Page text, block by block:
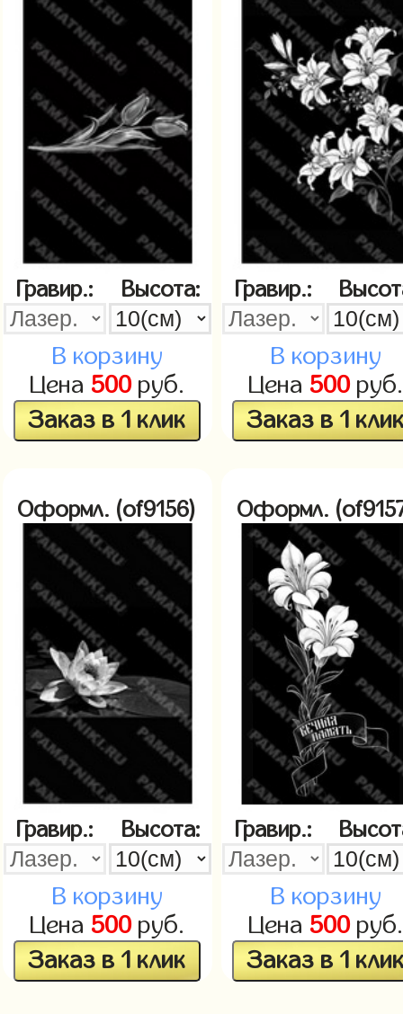
Гравир.: Высота:
В корзину
Цена 500руб.
Заказ в 1 клик
Гравир.:
В корзину
Цена 500руб.
Заказ в 1
Оформл. (of9156)
Гравир.: Высота:
В корзину
Цена 500руб.
Заказ в 1 клик
Оформл.
Гравир.:
В корзину
Цена 500руб.
Заказ в 1